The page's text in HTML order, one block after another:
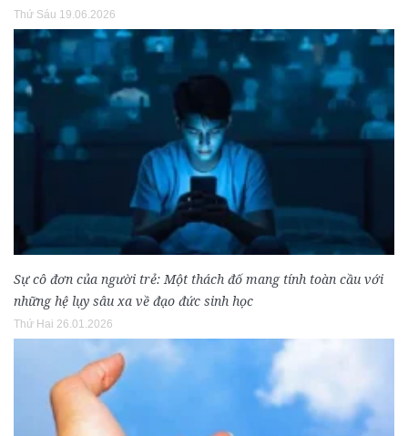
Thứ Sáu 19.06.2026
Sự cô đơn của người trẻ: Một thách đố mang tính toàn cầu với
những hệ lụy sâu xa về đạo đức sinh học
Thứ Hai 26.01.2026